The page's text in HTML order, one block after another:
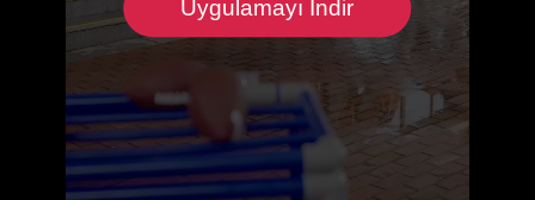
Uygulamayı İndir